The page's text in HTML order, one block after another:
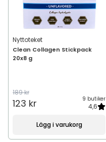
Nyttoteket
Clean Collagen Stickpack
20x8 g
189 kr
123 kr 9 butiker
4,6
Lägg i varukorg